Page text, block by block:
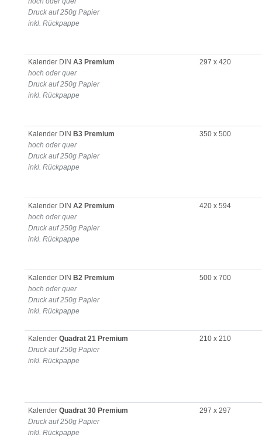
Druck auf 250g Papier
inkl. Rückpappe
Kalender DINA3 Premium
hoch oder quer
Druck auf 250g Papier
inkl. Rückpappe
297 x 420
Kalender DIN B3 Premium
hoch oder quer
Druck auf 250g Papier
inkl. Rückpappe
350 x 500
Kalender DINA2 Premium
hoch oder quer
Druck auf 250g Papier
inkl. Rückpappe
420 x 594
Kalender DIN B2 Premium
hoch oder quer
Druck auf 250g Papier
inkl. Rückpappe
500 x 700
KalenderQuadrat 21 Premium
Druck auf 250g Papier
inkl. Rückpappe
210 x 210
KalenderQuadrat 30 Premium
Druck auf 250g Papier
inkl. Rückpappe
297 x 297